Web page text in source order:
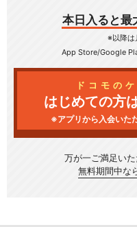
本日入ると最
※以降は
App Store/Google
ドコモの
はじめての方
※アプリから入会いた
万が一ご満足い
無料期間中な